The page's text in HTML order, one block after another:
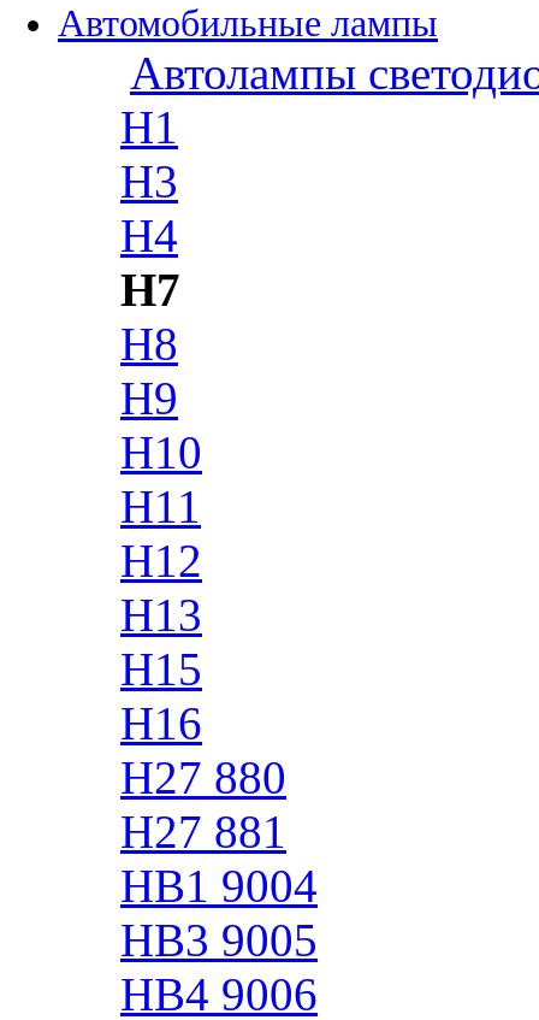
Автомобильные лампы
Автолампы
H1
H3
H4
H7
H8
H9
H10
H11
H12
H13
H15
H16
H27 880
H27 881
HB1 9004
HB3 9005
HB4 9006